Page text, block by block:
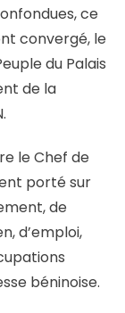
ce
convergé, le
du Palais
de la
le Chef de
porté sur
de
d’emploi,
béninoise.